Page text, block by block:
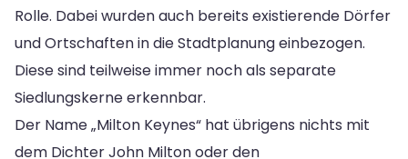
Rolle. Dabei wurden auch bereits existierende Dörfer
und Ortschaften in die Stadtplanung einbezogen.
Diese sind teilweise immer noch als separate
Siedlungskerne erkennbar.
Der Name „Milton Keynes“ hat übrigens nichts mit
dem Dichter John Milton oder den